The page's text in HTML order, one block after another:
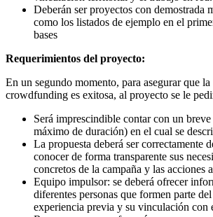
Deberán ser proyectos con demostrada
como los listados de ejemplo en el
bases
Requerimientos del proyecto:
En un segundo momento, para asegurar que la
crowdfunding es exitosa, al proyecto se le
Será imprescindible contar con un
máximo de duración) en el cual se
La propuesta deberá ser correctamente
conocer de forma transparente sus
concretos de la campaña y las acciones
Equipo impulsor: se deberá ofrecer
diferentes personas que formen parte
experiencia previa y su vinculación con